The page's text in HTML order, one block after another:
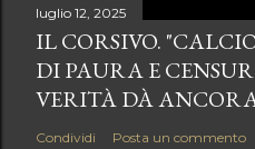
luglio 12, 2025
IL CORSIVO.
DI PAURA E
VERITÀ DÀ
Condividi Posta un commento